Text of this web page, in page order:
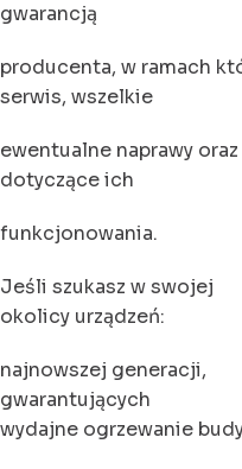
gwarancją
producenta, w ramach
serwis, wszelkie
ewentualne naprawy
dotyczące ich
funkcjonowania.
Jeśli szukasz w swojej
okolicy urządzeń:
najnowszej generacji,
gwarantujących
wydajne ogrzewanie